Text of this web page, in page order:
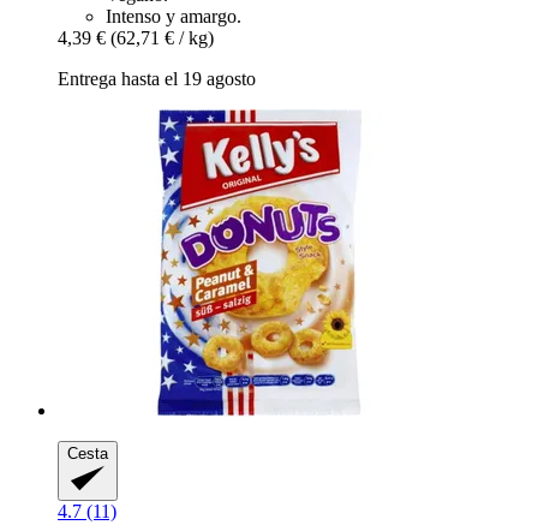
Intenso y amargo.
4,39 € (62,71 € / kg)
Entrega hasta el 19 agosto
Cesta
4.7 (11)